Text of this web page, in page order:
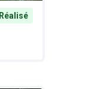
Réalisé